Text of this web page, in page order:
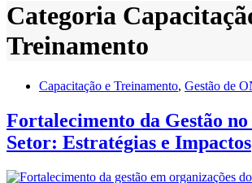
Categoria
Treinamento
Capacitação e Treinamento, Gestão de
Fortalecimento da Gestão
Setor: Estratégias e Impactos